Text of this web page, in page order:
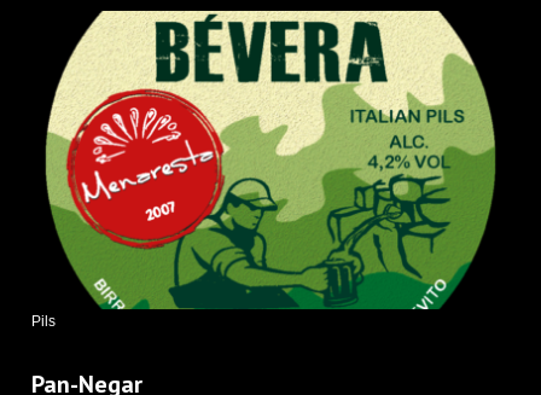
Pils
Pan-Negar